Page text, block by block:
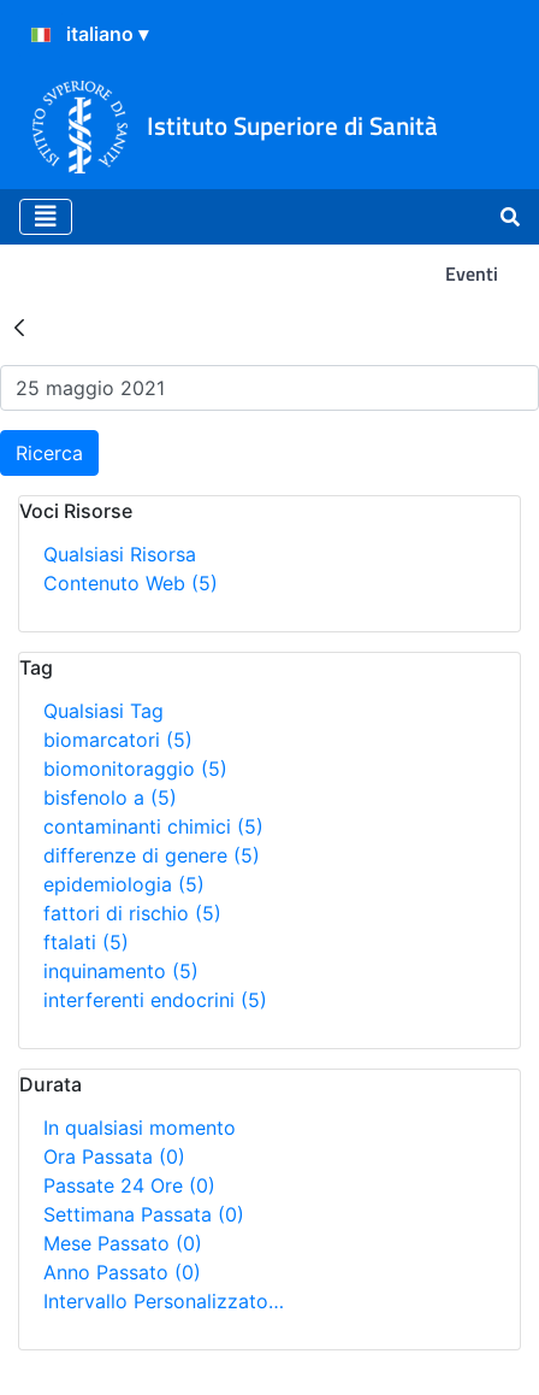
Istituto Superiore di Sanità
Eventi
Risultati della Ricerca -
Ricerca
Voci Risorse
Qualsiasi Risorsa
Contenuto Web (5)
Tag
Qualsiasi Tag
biomarcatori (5)
biomonitoraggio (5)
bisfenolo a (5)
contaminanti chimici (5)
differenze di genere (5)
epidemiologia (5)
fattori di rischio (5)
ftalati (5)
inquinamento (5)
interferenti endocrini (5)
Durata
In qualsiasi momento
Ora Passata (0)
Passate 24 Ore (0)
Settimana Passata (0)
Mese Passato (0)
Anno Passato (0)
Intervallo Personalizzato…